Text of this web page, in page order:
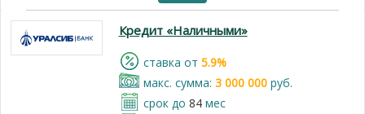
Кредит «Наличными»
cтавка от 5.9%
макс. сумма: 3 000 000руб.
срок до 84мес